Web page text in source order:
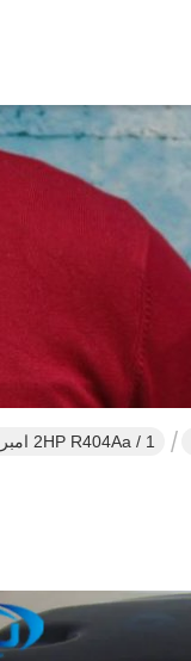
1 / 2HP R404Aa امبراكو ضواغط التبريد NEK6210GK استبدال نموذج NE6210GK